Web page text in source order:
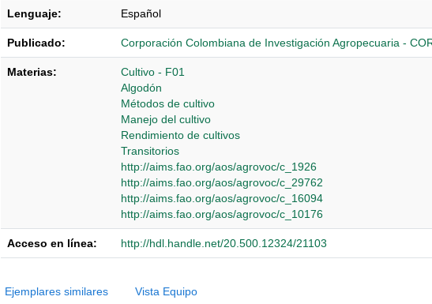
Lenguaje: Español
Publicado: Corporación Colombiana de Investigación Agropecuaria -
Materias:
Cultivo - F01
Algodón
Métodos de cultivo
Manejo del cultivo
Rendimiento de cultivos
Transitorios
http://aims.fao.org/aos/agrovoc/c_1926
http://aims.fao.org/aos/agrovoc/c_29762
http://aims.fao.org/aos/agrovoc/c_16094
http://aims.fao.org/aos/agrovoc/c_10176
Acceso en línea: http://hdl.handle.net/20.500.12324/21103
Ejemplares similares Vista Equipo